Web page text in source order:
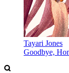
Tayari Jones
Goodbye,